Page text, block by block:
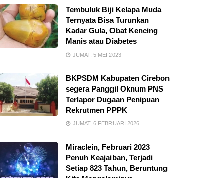
Tembuluk Biji Kelapa Muda
Ternyata Bisa Turunkan
Kadar Gula, Obat Kencing
Manis atau Diabetes
JUMAT, 5 MEI 2023
BKPSDM Kabupaten Cirebon
segera Panggil Oknum PNS
Terlapor Dugaan Penipuan
Rekrutmen PPPK
JUMAT, 6 FEBRUARI 2026
Miraclein, Februari 2023
Penuh Keajaiban, Terjadi
Setiap 823 Tahun, Beruntung